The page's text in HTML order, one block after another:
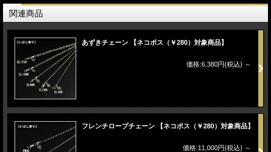
関連商品
あずきチェーン 【ネコポス（￥280）対象商品】
価格:6,380円(税込) ～
フレンチロープチェーン 【ネコポス（￥280）対象商品】
価格:11,000円(税込) ～